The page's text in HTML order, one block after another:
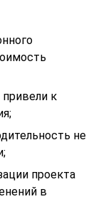
к
не
проекта
в